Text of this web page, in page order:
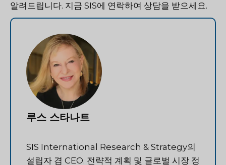
알려드립니다. 지금 SIS에 연락하여 상담을 받으세요.
루스 스타나트
SIS International Research & Strategy의
설립자 겸 CEO. 전략적 계획 및 글로벌 시장 정